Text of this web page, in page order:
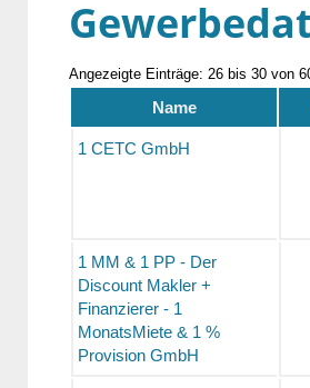
Angezeigte Einträge: 26 bis 30 von
Name
1 CETC GmbH
1 MM & 1 PP - Der
Discount Makler +
Finanzierer - 1
MonatsMiete & 1 %
Provision GmbH